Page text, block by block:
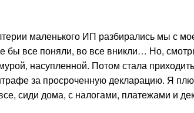
маленького ИП разбирались мы с
бы все поняли, во все вникли… Но,
насупленной. Потом стала
за просроченную декларацию. Я
сиди дома, с налогами, платежами и